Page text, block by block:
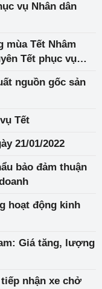
vụ Nhân dân
Tết Nhâm
Tết phục vụ
nguồn gốc sản
Tết
21/01/2022
bảo đảm thuận
hoạt động kinh
Giá tăng, lượng
nhận xe chở